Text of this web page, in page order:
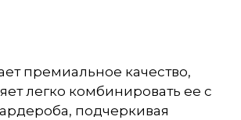
премиальное качество,
легко комбинировать ее с
подчеркивая